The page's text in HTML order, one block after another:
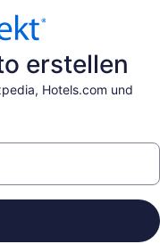
erstellen
Hotels.com und